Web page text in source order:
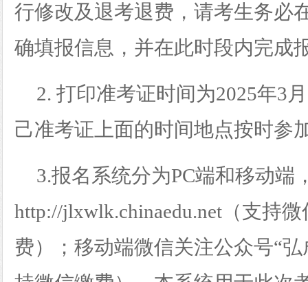
行修改及退考退费，请考生务必
确填报信息，并在此时段内完成
2. 打印准考证时间为2025年3
己准考证上面的时间地点按时参
3.报名系统分为PC端和移动端
http://jlxwlk.chinaedu.net（支持
费）；移动端微信关注公众号“